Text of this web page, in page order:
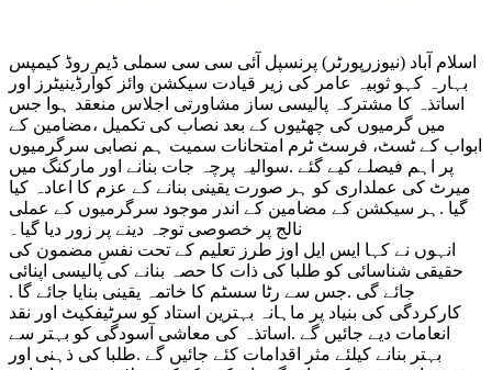
اسلام آباد (نیوزرپورٹر) پرنسپل آئی سی سی سملی ڈیم روڈ کیمپس
بہارہ کہو ثوبیہ عامر کی زیر قیادت سیکشن وائز کوآرڈینیٹرز اور
اساتذہ کا مشترکہ پالیسی ساز مشاورتی اجلاس منعقد ہوا جس
میں گرمیوں کی چھٹیوں کے بعد نصاب کی تکمیل ،مضامین کے
ابواب کے ٹسٹ، فرسٹ ٹرم امتحانات سمیت ہم نصابی سرگرمیوں
پر اہم فیصلے کیے گئے .سوالیہ پرچہ جات بنانے اور مارکنگ میں
میرٹ کی عملداری کو ہر صورت یقینی بنانے کے عزم کا اعادہ کیا
گیا .ہر سیکشن کے مضامین کے اندر موجود سرگرمیوں کے عملی
نالج پر خصوصی توجہ دینے پر زور دیا گیا۔
انہوں نے کہا ایس ایل اوز طرز تعلیم کے تحت نفسِ مضمون کی
حقیقی شناسائی کو طلبا کی ذات کا حصہ بنانے کی پالیسی اپنائی
جائے گی .جس سے رٹا سسٹم کا خاتمہ یقینی بنایا جائے گا .
کارکردگی کی بنیاد پر ماہانہ بہترین استاد کو سرٹیفکیٹ اور نقد
انعامات دیے جائیں گے .اساتذہ کی معاشی آسودگی کو بہتر سے
بہتر بنانے کیلئے مثر اقدامات کئے جائیں گے .طلبا کی ذہنی اور